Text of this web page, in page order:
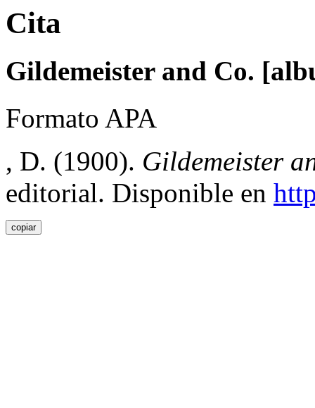
Cita
Gildemeister and Co.
Formato APA
, D. (1900). Gildemeister
editorial. Disponible en
copiar